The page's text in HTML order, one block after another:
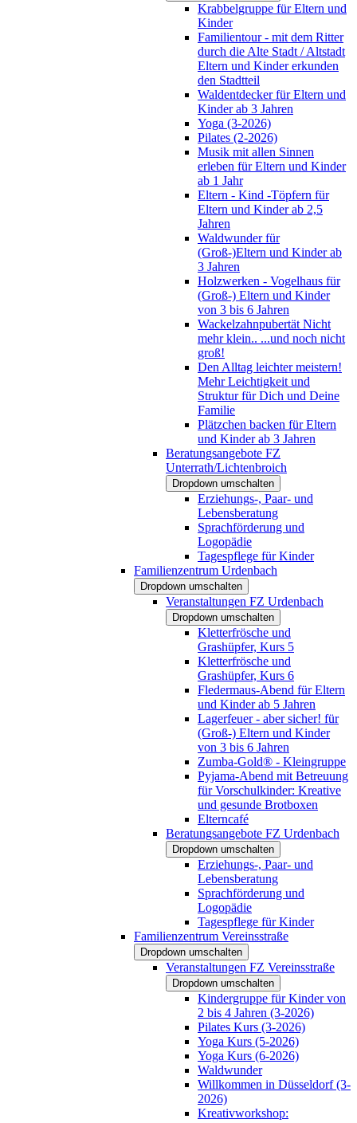
Krabbelgruppe für Eltern und
Kinder
Familientour - mit dem Ritter
durch die Alte Stadt / Altstadt
Eltern und Kinder erkunden
den Stadtteil
Waldentdecker für Eltern und
Kinder ab 3 Jahren
Yoga (3-2026)
Pilates (2-2026)
Musik mit allen Sinnen
erleben für Eltern und Kinder
ab 1 Jahr
Eltern - Kind -Töpfern für
Eltern und Kinder ab 2,5
Jahren
Waldwunder für
(Groß-)Eltern und Kinder ab
3 Jahren
Holzwerken - Vogelhaus für
(Groß-) Eltern und Kinder
von 3 bis 6 Jahren
Wackelzahnpubertät Nicht
mehr klein.. ...und noch nicht
groß!
Den Alltag leichter meistern!
Mehr Leichtigkeit und
Struktur für Dich und Deine
Familie
Plätzchen backen für Eltern
und Kinder ab 3 Jahren
Beratungsangebote FZ
Unterrath/Lichtenbroich
Dropdown umschalten
Erziehungs-, Paar- und
Lebensberatung
Sprachförderung und
Logopädie
Tagespflege für Kinder
Familienzentrum Urdenbach
Dropdown umschalten
Veranstaltungen FZ Urdenbach
Dropdown umschalten
Kletterfrösche und
Grashüpfer, Kurs 5
Kletterfrösche und
Grashüpfer, Kurs 6
Fledermaus-Abend für Eltern
und Kinder ab 5 Jahren
Lagerfeuer - aber sicher! für
(Groß-) Eltern und Kinder
von 3 bis 6 Jahren
Zumba-Gold® - Kleingruppe
Pyjama-Abend mit Betreuung
für Vorschulkinder: Kreative
und gesunde Brotboxen
Elterncafé
Beratungsangebote FZ Urdenbach
Dropdown umschalten
Erziehungs-, Paar- und
Lebensberatung
Sprachförderung und
Logopädie
Tagespflege für Kinder
Familienzentrum Vereinsstraße
Dropdown umschalten
Veranstaltungen FZ Vereinsstraße
Dropdown umschalten
Kindergruppe für Kinder von
2 bis 4 Jahren (3-2026)
Pilates Kurs (3-2026)
Yoga Kurs (5-2026)
Yoga Kurs (6-2026)
Waldwunder
Willkommen in Düsseldorf (3-
2026)
Kreativworkshop: